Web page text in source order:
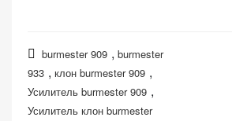
burmester 909 , burmester
933 , клон burmester 909 ,
Усилитель burmester 909 ,
Усилитель клон burmester